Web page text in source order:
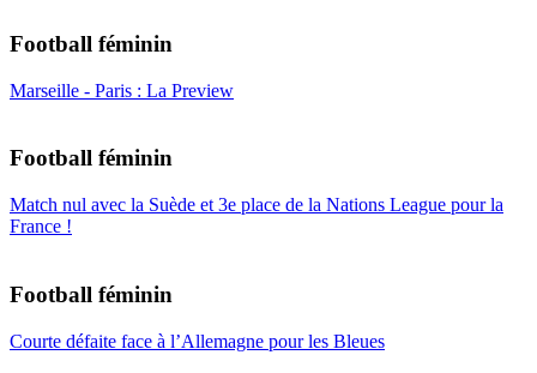
Football féminin
Marseille - Paris : La Preview
Football féminin
Match nul avec la Suède et 3e place de la Nations League pour la
France !
Football féminin
Courte défaite face à l’Allemagne pour les Bleues